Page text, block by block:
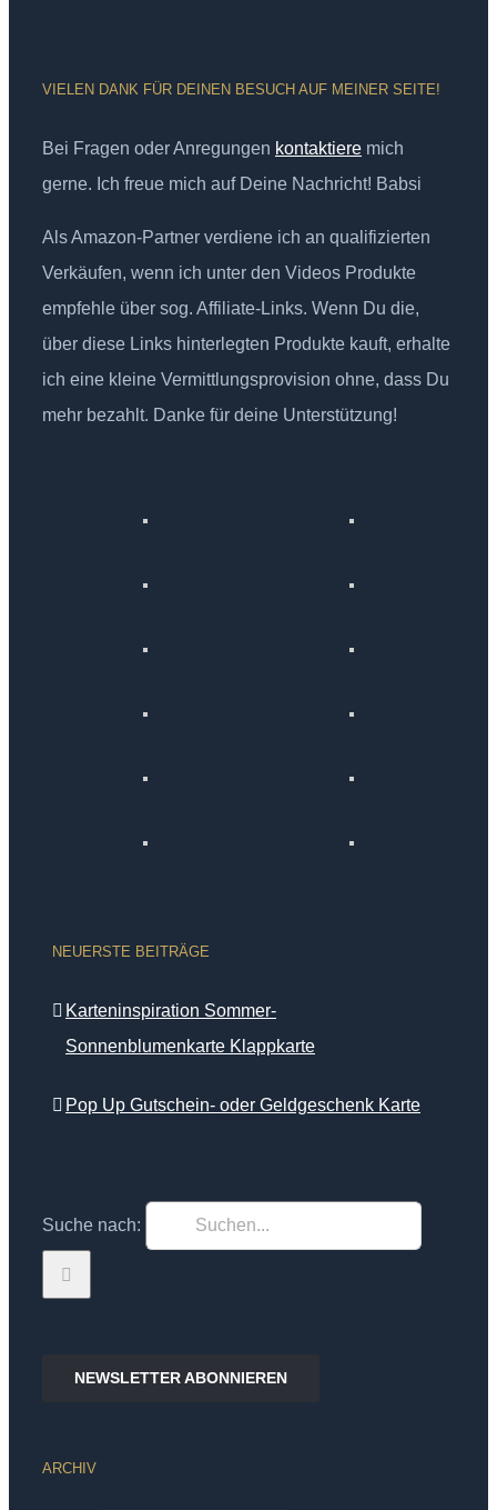
VIELEN DANK FÜR DEINEN BESUCH AUF MEINER SEITE!
Bei Fragen oder Anregungen kontaktiere mich
gerne. Ich freue mich auf Deine Nachricht! Babsi
Als Amazon-Partner verdiene ich an qualifizierten
Verkäufen, wenn ich unter den Videos Produkte
empfehle über sog. Affiliate-Links. Wenn Du die,
über diese Links hinterlegten Produkte kauft, erhalte
ich eine kleine Vermittlungsprovision ohne, dass Du
mehr bezahlt. Danke für deine Unterstützung!
NEUERSTE BEITRÄGE
Karteninspiration Sommer-
Sonnenblumenkarte Klappkarte
Pop Up Gutschein- oder Geldgeschenk Karte
Suche nach:
NEWSLETTER ABONNIEREN
ARCHIV